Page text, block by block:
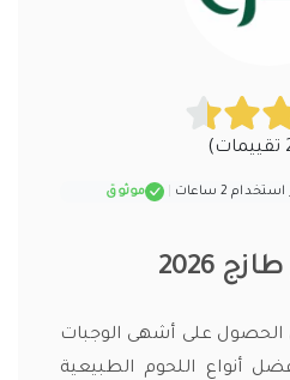
2 ساعات موثوق
2026
على أشهى الوجبات
أنواع اللحوم الطبيعية